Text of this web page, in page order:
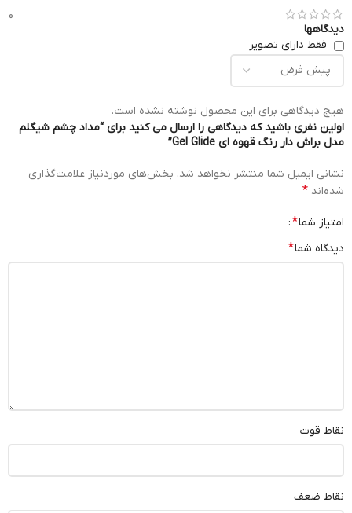
0
دیدگاهها
فقط دارای تصویر
هیچ دیدگاهی برای این محصول نوشته نشده است.
اولین نفری باشید که دیدگاهی را ارسال می کنید برای “مداد چشم شیگلم
مدل براش دار رنگ قهوه ای Gel Glide”
نشانی ایمیل شما منتشر نخواهد شد. بخش‌های موردنیاز علامت‌گذاری
شده‌اند *
امتیاز شما*
دیدگاه شما*
نقاط قوت
نقاط ضعف